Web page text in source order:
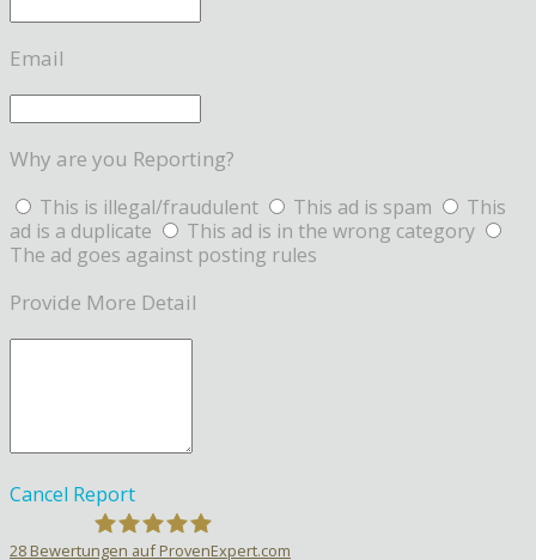
Email
Why are you Reporting?
This is illegal/fraudulent This ad is spam
This
ad is a duplicate
This ad is in the wrong category
The ad goes against posting rules
Provide More Detail
Cancel Report
28 Bewertungen auf ProvenExpert.com